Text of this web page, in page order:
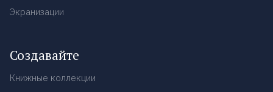
Экранизации
Создавайте
Книжные коллекции